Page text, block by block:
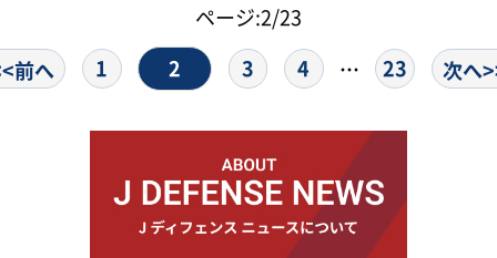
ページ:2/23
前へ
1 2 3 4 … 23 次へ